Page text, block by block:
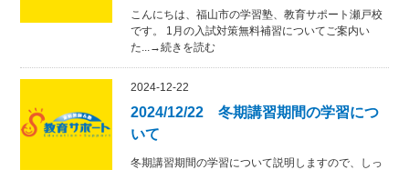
こんにちは、福山市の学習塾、教育サポート瀬戸校
です。 1月の入試対策無料補習についてご案内い
た...→続きを読む
2024-12-22
2024/12/22 冬期講習期間の学習につ
いて
冬期講習期間の学習について説明しますので、しっ